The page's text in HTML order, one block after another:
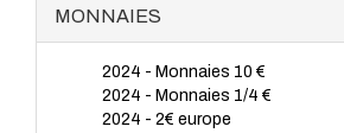
MONNAIES
2024 - Monnaies 10 €
2024 - Monnaies 1/4 €
2024 - 2€ europe